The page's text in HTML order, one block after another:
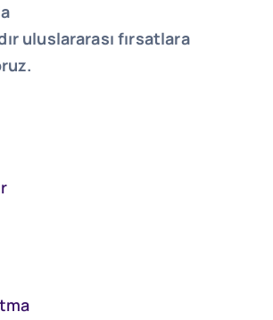
uluslararası fırsatlara